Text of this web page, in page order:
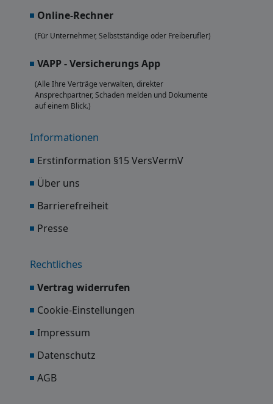
Online-Rechner
(Für Unternehmer, Selbstständige oder Freiberufler)
VAPP - Versicherungs App
(Alle Ihre Verträge verwalten, direkter
Ansprechpartner, Schaden melden und Dokumente
auf einem Blick.)
Informationen
Erstinformation §15 VersVermV
Über uns
Barrierefreiheit
Presse
Rechtliches
Vertrag widerrufen
Cookie-Einstellungen
Impressum
Datenschutz
AGB